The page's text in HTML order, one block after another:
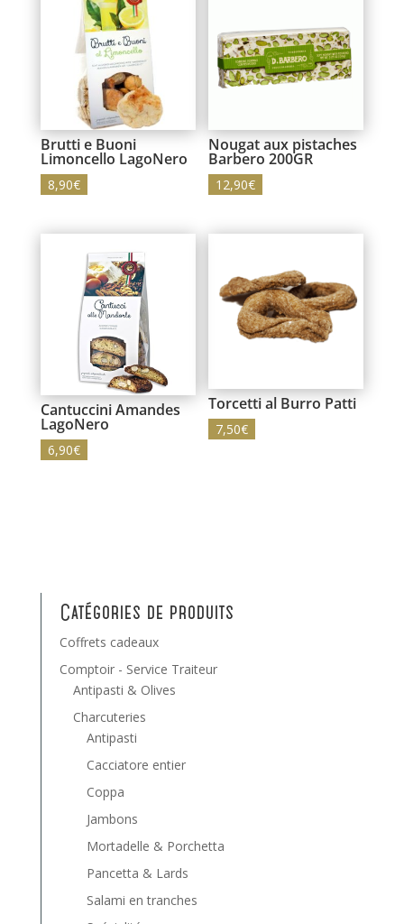
Brutti e Buoni
Limoncello LagoNero
8,90€
Nougat aux pistaches
Barbero 200GR
12,90€
Cantuccini Amandes
LagoNero
6,90€
Torcetti al Burro Patti
7,50€
Catégories de produits
Coffrets cadeaux
Comptoir - Service Traiteur
Antipasti & Olives
Charcuteries
Antipasti
Cacciatore entier
Coppa
Jambons
Mortadelle & Porchetta
Pancetta & Lards
Salami en tranches